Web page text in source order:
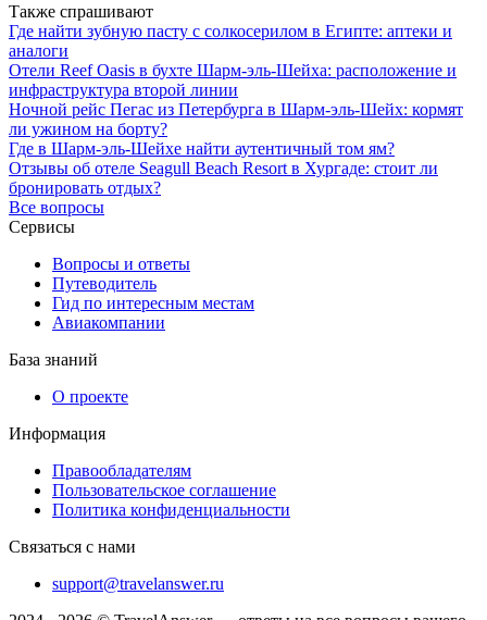
Также спрашивают
Где найти зубную пасту с солкосерилом в Египте: аптеки и
аналоги
Отели Reef Oasis в бухте Шарм-эль-Шейха: расположение и
инфраструктура второй линии
Ночной рейс Пегас из Петербурга в Шарм-эль-Шейх: кормят
ли ужином на борту?
Где в Шарм-эль-Шейхе найти аутентичный том ям?
Отзывы об отеле Seagull Beach Resort в Хургаде: стоит ли
бронировать отдых?
Все вопросы
Сервисы
Вопросы и ответы
Путеводитель
Гид по интересным местам
Авиакомпании
База знаний
О проекте
Информация
Правообладателям
Пользовательское соглашение
Политика конфиденциальности
Связаться с нами
support@travelanswer.ru